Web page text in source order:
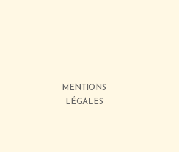
MENTIONS
LÉGALES